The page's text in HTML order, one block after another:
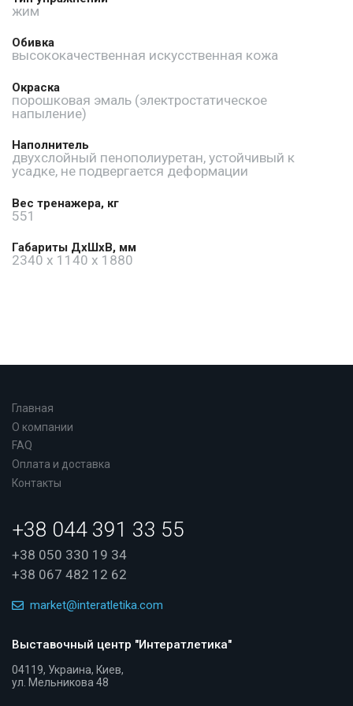
жим
Обивка
высококачественная искусственная кожа
Окраска
порошковая эмаль (электростатическое
напыление)
Наполнитель
двухслойный пенополиуретан, устойчивый к
усадке, не подвергается деформации
Вес тренажера, кг
551
Габариты ДхШхВ, мм
2340 x 1140 x 1880
Главная
О компании
FAQ
Оплата и доставка
Контакты
+38 044 391 33 55
+38 050 330 19 34
+38 067 482 12 62
market@interatletika.com
Выставочный центр "Интератлетика"
04119, Украина, Киев,
ул. Мельникова 48